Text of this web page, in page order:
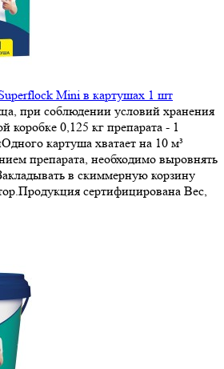
Mini в картушах 1 шт
при соблюдении условий хранения
коробке 0,125 кг препарата - 1
картуша хватает на 10 м³
препарата, необходимо выровнять
в скиммерную корзину
сертифицирована Вес,